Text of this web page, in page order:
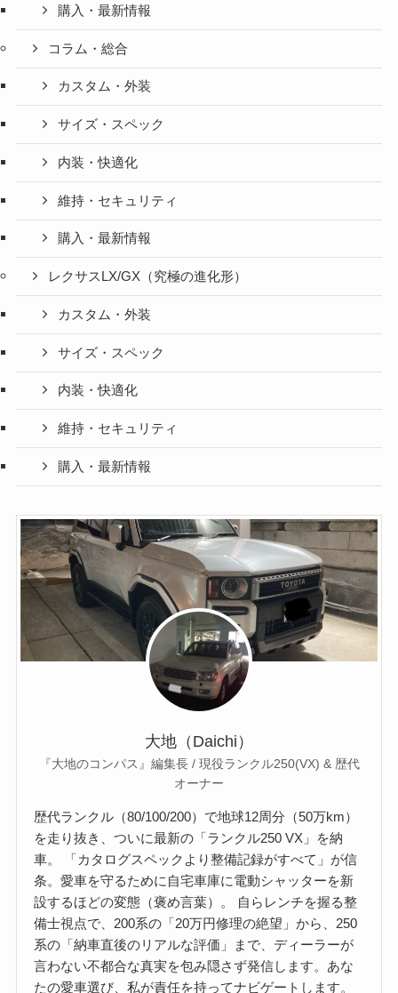
購入・最新情報
コラム・総合
カスタム・外装
サイズ・スペック
内装・快適化
維持・セキュリティ
購入・最新情報
レクサスLX/GX（究極の進化形）
カスタム・外装
サイズ・スペック
内装・快適化
維持・セキュリティ
購入・最新情報
大地（Daichi）
『大地のコンパス』編集長 / 現役ランクル250(VX) & 歴代
オーナー
歴代ランクル（80/100/200）で地球12周分（50万km）
を走り抜き、ついに最新の「ランクル250 VX」を納
車。 「カタログスペックより整備記録がすべて」が信
条。愛車を守るために自宅車庫に電動シャッターを新
設するほどの変態（褒め言葉）。 自らレンチを握る整
備士視点で、200系の「20万円修理の絶望」から、250
系の「納車直後のリアルな評価」まで、ディーラーが
言わない不都合な真実を包み隠さず発信します。あな
たの愛車選び、私が責任を持ってナビゲートします。